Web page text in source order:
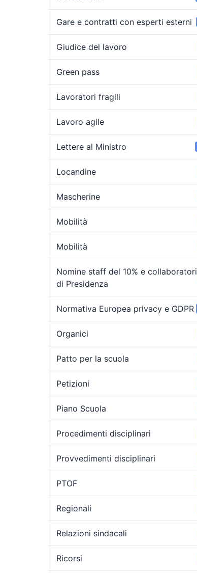
Gare e contratti con esperti esterni
Giudice del lavoro
Green pass
Lavoratori fragili
Lavoro agile
Lettere al Ministro
Locandine
Mascherine
Mobilità
Mobilità
Nomine staff del 10% e collaboratori
di Presidenza
Normativa Europea privacy e GDPR
Organici
Patto per la scuola
Petizioni
Piano Scuola
Procedimenti disciplinari
Provvedimenti disciplinari
PTOF
Regionali
Relazioni sindacali
Ricorsi